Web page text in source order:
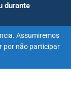
durante
em
Assumiremos
por não participar